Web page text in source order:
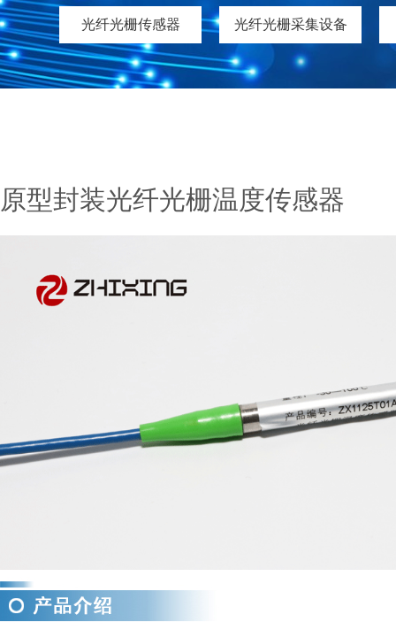
光纤光栅传感器 光纤光栅采集设备
原型封装光纤光栅温度传感器